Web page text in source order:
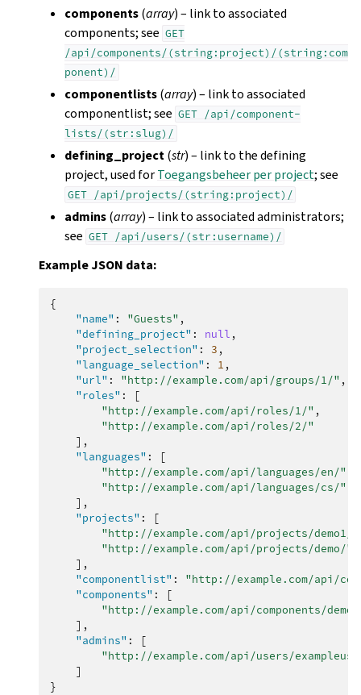
components(array) – link to associated
components; see GET
/api/components/(string:project)/(string:com
ponent)/
componentlists(array) – link to associated
componentlist; see GET
/api/component-
lists/(str:slug)/
defining_project(str) – link to the defining
project, used forToegangsbeheer per project; see
GET /api/projects/(string:project)/
admins(array) – link to associated administrators;
see GET /api/users/(str:username)/
Example JSON data:
{
"name" : "Guests" ,
"defining_project" : null ,
"project_selection" : 3 ,
"language_selection" : 1 ,
"url" : "http://example.com/api/groups/1/" ,
"roles" :
[
"http://example.com/api/roles/1/" ,
"http://example.com/api/roles/2/"
],
"languages" :
[
"http://example.com/api/languages/en/"
"http://example.com/api/languages/cs/"
],
"projects" :
[
"http://example.com/api/projects/demo1/"
"http://example.com/api/projects/demo/"
],
"componentlist" :
"http://example.com/api/
"components" :
[
"http://example.com/api/components/
],
"admins" :
[
"http://example.com/api/users/
]
}